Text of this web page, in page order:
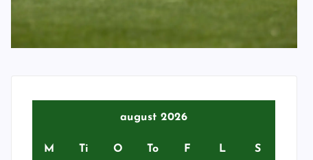
august 2026
M Ti O To F L S